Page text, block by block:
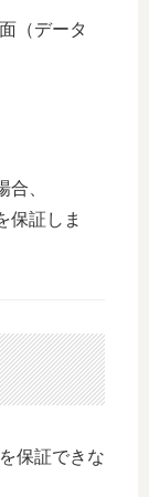
（データ
、
保証しま
保証できな